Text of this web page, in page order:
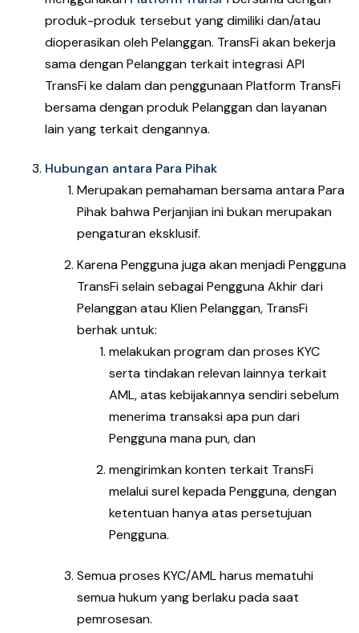
produk-produk tersebut yang dimiliki dan/atau
dioperasikan oleh Pelanggan. TransFi akan bekerja
sama dengan Pelanggan terkait integrasi API
TransFi ke dalam dan penggunaan Platform TransFi
bersama dengan produk Pelanggan dan layanan
lain yang terkait dengannya.
Hubungan antara Para Pihak
Merupakan pemahaman bersama antara Para
Pihak bahwa Perjanjian ini bukan merupakan
pengaturan eksklusif.
Karena Pengguna juga akan menjadi Pengguna
TransFi selain sebagai Pengguna Akhir dari
Pelanggan atau Klien Pelanggan, TransFi
berhak untuk:
melakukan program dan proses KYC
serta tindakan relevan lainnya terkait
AML, atas kebijakannya sendiri sebelum
menerima transaksi apa pun dari
Pengguna mana pun, dan
mengirimkan konten terkait TransFi
melalui surel kepada Pengguna, dengan
ketentuan hanya atas persetujuan
Pengguna.
Semua proses KYC/AML harus mematuhi
semua hukum yang berlaku pada saat
pemrosesan.